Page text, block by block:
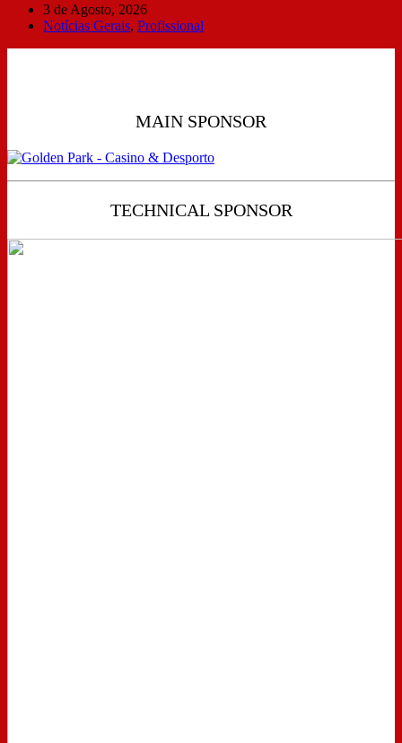
3 de Agosto, 2026
Notícias Gerais, Profissional
MAIN SPONSOR
TECHNICAL SPONSOR